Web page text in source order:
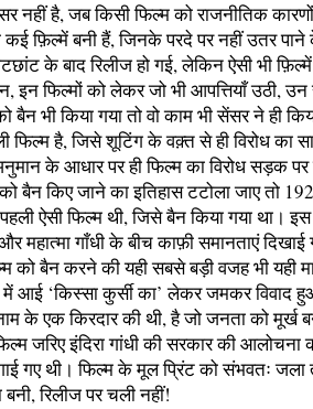
नहीं है, जब किसी फिल्म को राजनीतिक
कई फ़िल्में बनी हैं, जिनके परदे पर नहीं उतर
के बाद रिलीज हो गई, लेकिन ऐसी भी
इन फिल्मों को लेकर जो भी आपत्तियाँ उठी, उन
बैन भी किया गया तो वो काम भी सेंसर ने ही
फिल्म है, जिसे शूटिंग के वक़्त से ही विरोध का
के आधार पर ही फिल्म का विरोध सड़क
को बैन किए जाने का इतिहास टटोला जाए तो
ऐसी फिल्म थी, जिसे बैन किया गया था।
महात्मा गाँधी के बीच काफ़ी समानताएं दिखाई
को बैन करने की यही सबसे बड़ी वजह भी यही
आई ‘किस्सा कुर्सी का’ लेकर जमकर विवाद
के एक किरदार की थी, है जो जनता को मूर्ख
जरिए इंदिरा गांधी की सरकार की
गए थी। फिल्म के मूल प्रिंट को संभवतः
बनी, रिलीज पर चली नहीं!